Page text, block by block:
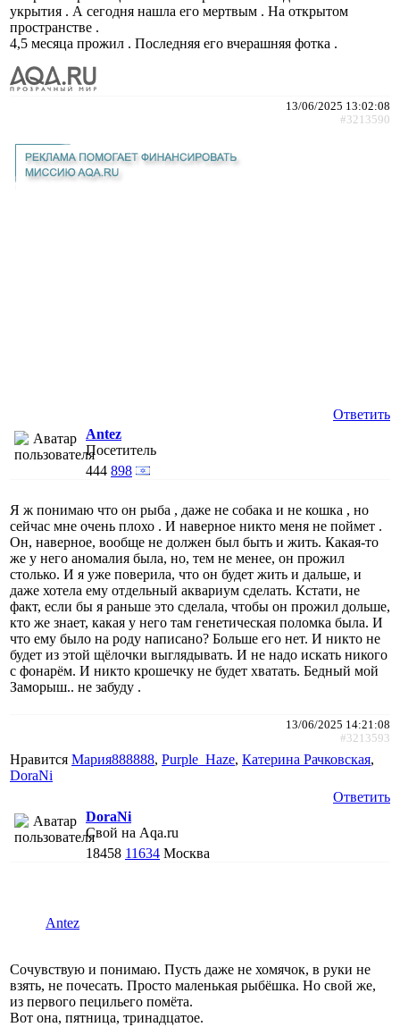
укрытия . А сегодня нашла его мертвым . На открытом
пространстве .
4,5 месяца прожил . Последняя его вчерашняя фотка .
13/06/2025 13:02:08
#3213590
Ответить
Antez
Посетитель
444 898
Я ж понимаю что он рыба , даже не собака и не кошка , но
сейчас мне очень плохо . И наверное никто меня не поймет .
Он, наверное, вообще не должен был быть и жить. Какая-то
же у него аномалия была, но, тем не менее, он прожил
столько. И я уже поверила, что он будет жить и дальше, и
даже хотела ему отдельный аквариум сделать. Кстати, не
факт, если бы я раньше это сделала, чтобы он прожил дольше,
кто же знает, какая у него там генетическая поломка была. И
что ему было на роду написано? Больше его нет. И никто не
будет из этой щёлочки выглядывать. И не надо искать никого
с фонарём. И никто крошечку не будет хватать. Бедный мой
Заморыш.. не забуду .
13/06/2025 14:21:08
#3213593
Нравится Мария888888, Purple_Haze, Катерина Рачковская,
DoraNi
Ответить
DoraNi
Свой на Aqa.ru
18458 11634 Москва
Antez
Сочувствую и понимаю. Пусть даже не хомячок, в руки не
взять, не почесать. Просто маленькая рыбёшка. Но свой же,
из первого пецильего помёта.
Вот она, пятница, тринадцатое.